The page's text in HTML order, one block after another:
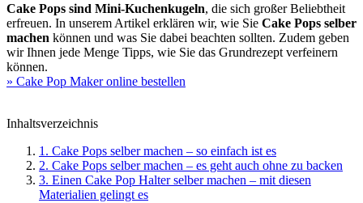
Cake Pops sind Mini-Kuchenkugeln, die sich großer Beliebtheit
erfreuen. In unserem Artikel erklären wir, wie Sie Cake Pops selber
machen können und was Sie dabei beachten sollten. Zudem geben
wir Ihnen jede Menge Tipps, wie Sie das Grundrezept verfeinern
können.
» Cake Pop Maker online bestellen
Inhaltsverzeichnis
1. Cake Pops selber machen – so einfach ist es
2. Cake Pops selber machen – es geht auch ohne zu backen
3. Einen Cake Pop Halter selber machen – mit diesen
Materialien gelingt es